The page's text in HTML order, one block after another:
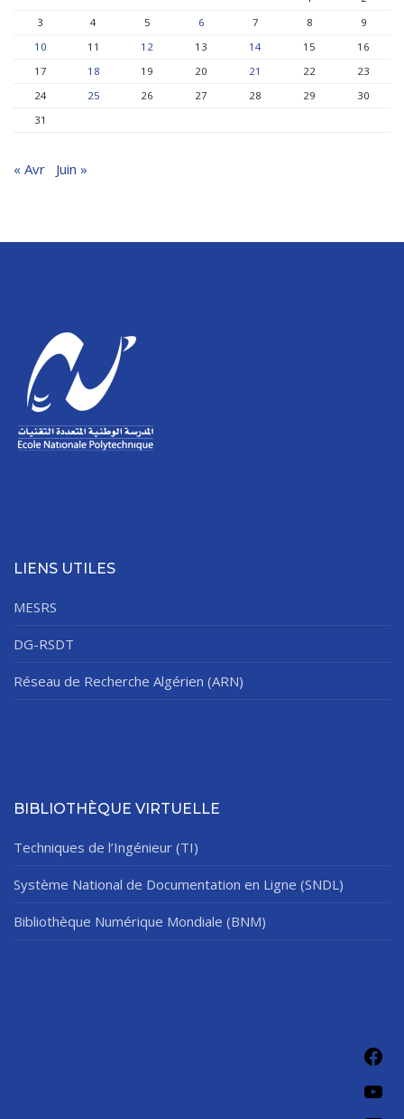
3
4 5 6 7 8
9
10
11 12 13 14 15
16
17
18 19 20 21 22
23
24
25 26 27 28 29
30
31
« Avr Juin »
LIENS UTILES
MESRS
DG-RSDT
Réseau de Recherche Algérien (ARN)
BIBLIOTHÈQUE VIRTUELLE
Techniques de l’Ingénieur (TI)
Système National de Documentation en Ligne (SNDL)
Bibliothèque Numérique Mondiale (BNM)